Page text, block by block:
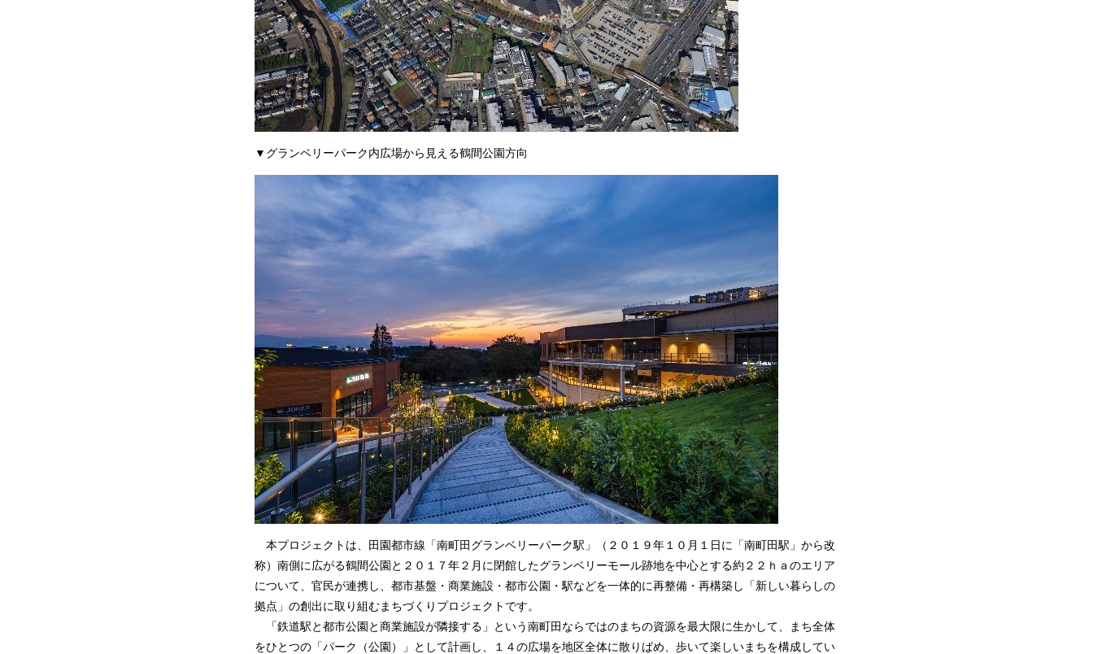
▼グランベリーパーク内広場から見える鶴間公園方向
本プロジェクトは、田園都市線「南町田グランベリーパーク駅」（２０１９年１０月１日に「南町田駅」から改
称）南側に広がる鶴間公園と２０１７年２月に閉館したグランベリーモール跡地を中心とする約２２ｈａのエリア
について、官民が連携し、都市基盤・商業施設・都市公園・駅などを一体的に再整備・再構築し「新しい暮らしの
拠点」の創出に取り組むまちづくりプロジェクトです。
「鉄道駅と都市公園と商業施設が隣接する」という南町田ならではのまちの資源を最大限に生かして、まち全体
をひとつの「パーク（公園）」として計画し、１４の広場を地区全体に散りばめ、歩いて楽しいまちを構成してい